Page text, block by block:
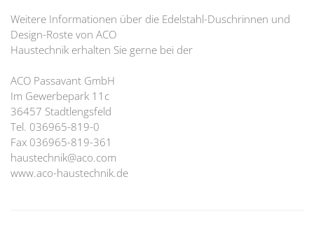
Weitere Informationen über die Edelstahl-Duschrinnen und
Design-Roste von ACO
Haustechnik erhalten Sie gerne bei der
ACO Passavant GmbH
Im Gewerbepark 11c
36457 Stadtlengsfeld
Tel. 036965-819-0
Fax 036965-819-361
haustechnik@aco.com
www.aco-haustechnik.de